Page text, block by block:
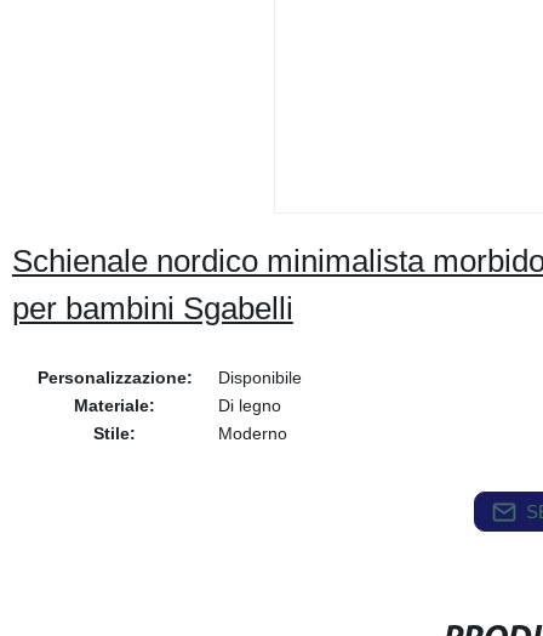
Schienale nordico minimalista
per bambini Sgabelli
Personalizzazione:
Disponibile
Materiale:
Di legno
Stile:
Moderno